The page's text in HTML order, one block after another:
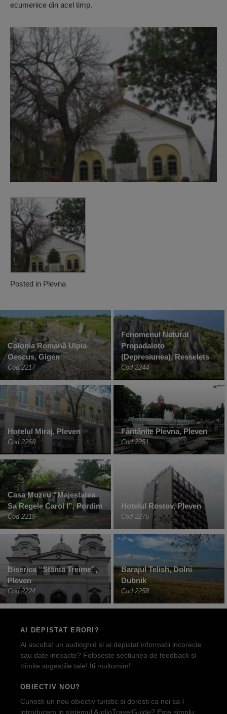
ecumenice din acel timp.
Posted in Plevna
Colonia Romană Ulpia
Oescus, Gigen
Cod 2217
Fenomenul Natural
Propadaloto
(Depresiunea), Resselets
Cod 2244
Hotelul Miraj, Pleven
Cod 2268
Fântânile Plevna, Pleven
Cod 2251
Casa Muzeu “Majestatea
Sa Regele Carol I”, Pordim
Cod 2219
Hotelul Rostov, Pleven
Cod 2275
Biserica “Sfânta Treime”,
Pleven
Cod 2224
Barajul Telish, Dolni
Dubnik
Cod 2258
AI DEPISTAT ERORI?
Ai ascultat un audioghid si ai depistat informatii incorecte
sau date inexacte? Foloseste sectiunea de feedback si
trimite sugestiile tale! Iti multumim!
OBIECTIV NOU?
Cunosti un nou obiectiv turistic si doresti ca noi sa-l
introducem in sistemul AudioTravelGuide? Este simplu: